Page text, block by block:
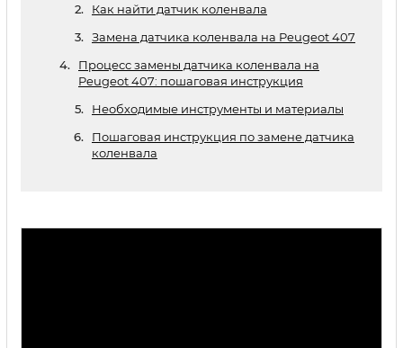
Как найти датчик коленвала
Замена датчика коленвала на Peugeot 407
Процесс замены датчика коленвала на
Peugeot 407: пошаговая инструкция
Необходимые инструменты и материалы
Пошаговая инструкция по замене датчика
коленвала